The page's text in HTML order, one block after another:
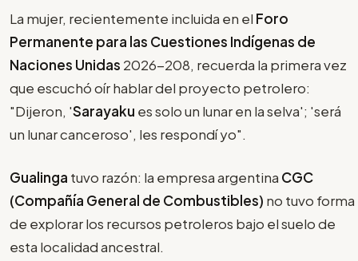
La mujer, recientemente incluida en el Foro
Permanente para las Cuestiones Indígenas de
Naciones Unidas 2026-208, recuerda la primera vez
que escuchó oír hablar del proyecto petrolero:
"Dijeron, 'Sarayaku es solo un lunar en la selva'; 'será
un lunar canceroso', les respondí yo".
Gualinga tuvo razón: la empresa argentina CGC
(Compañía General de Combustibles) no tuvo forma
de explorar los recursos petroleros bajo el suelo de
esta localidad ancestral.